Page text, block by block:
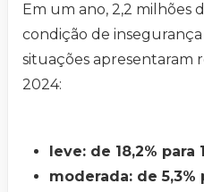
Em um ano, 2,2 milhões
condição de insegurança
situações apresentaram
2024:
leve: de 18,2% para
moderada: de 5,3%